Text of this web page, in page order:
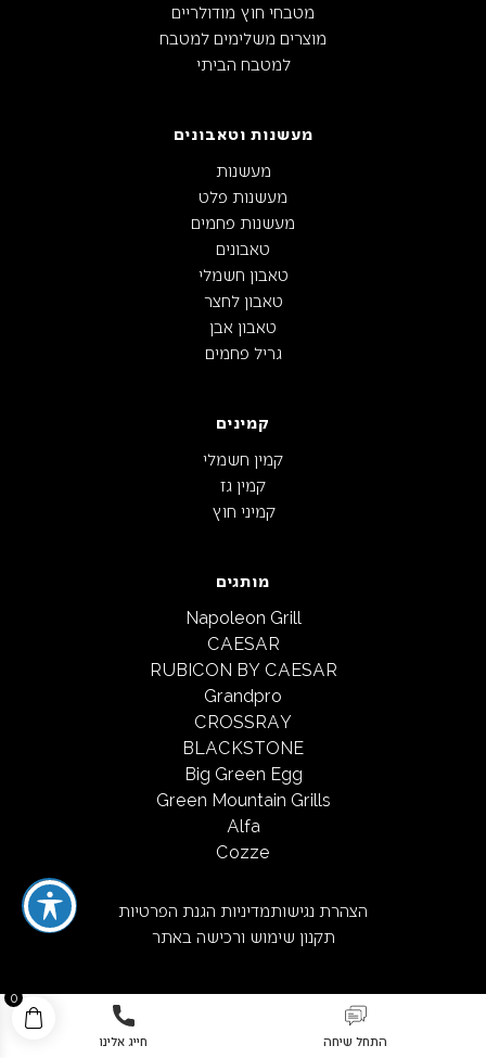
0
מטבחי חוץ מודולריים
מוצרים משלימים למטבח
למטבח הביתי
מעשנות וטאבונים
מעשנות
מעשנות פלט
מעשנות פחמים
טאבונים
טאבון חשמלי
טאבון לחצר
טאבון אבן
גריל פחמים
קמינים
קמין חשמלי
קמין גז
קמיני חוץ
מותגים
Napoleon Grill
CAESAR
RUBICON BY CAESAR
Grandpro
CROSSRAY
BLACKSTONE
Big Green Egg
Green Mountain Grills
Alfa
Cozze
הצהרת נגישותמדיניות הגנת הפרטיות
תקנון שימוש ורכישה באתר
התחל שיחה חייג אלינו